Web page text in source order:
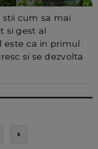
cum sa mai
si gest al
este ca in primul
si se dezvolta